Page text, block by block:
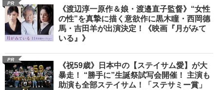
PR
《渡辺淳一原作＆娘・渡邉直子監督》“女性
の性”を真摯に描く意欲作に黒木瞳・西岡德
馬・吉田羊が出演決定！《映画『月がみて
いる』》
PR
《祝59歳》日本中の【ステイサム愛】が大
暴走！ “勝手に”生誕祭試写会開催！ 主演も
助演も全部ステイサム！「ステサミー賞」